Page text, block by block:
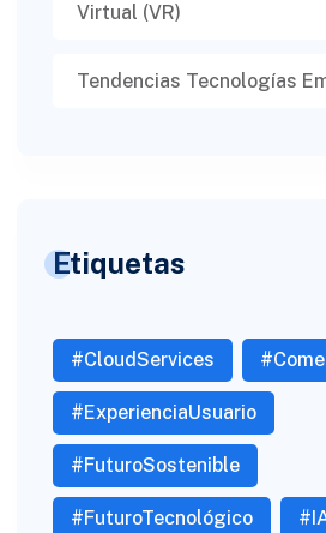
Virtual (VR)​
Tendencias Tecnologías
Etiquetas
#CloudServices
#ExperienciaUsuario
#FuturoSostenible
#FuturoTecnológico